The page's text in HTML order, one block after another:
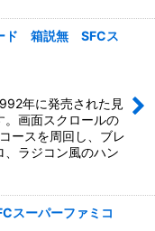
ード 箱説無 SFCス
年に発売された見
。画面スクロールの
ースを周回し、ブレ
、ラジコン風のハン
ーパーファミコ